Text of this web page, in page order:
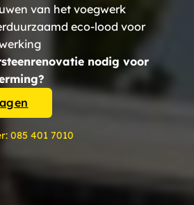
van het voegwerk
eco-lood voor
nodig voor
085 401 7010